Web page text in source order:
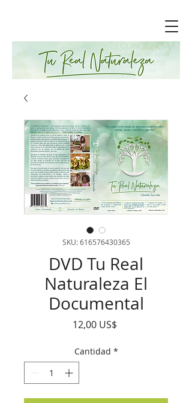
SKU: 616576430365
DVD Tu Real
Naturaleza El
Documental
12,00 US$Precio
Cantidad *